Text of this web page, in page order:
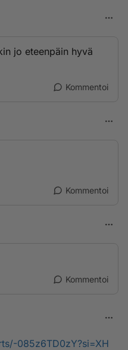
jo eteenpäin hyvä
Kommentoi
Kommentoi
Kommentoi
085z6TD0zY?si=XH